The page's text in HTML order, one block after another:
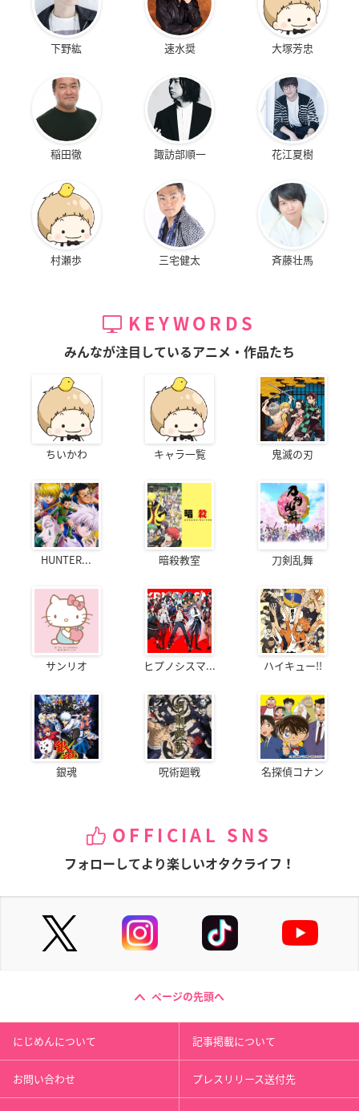
下野紘 速水奨 大塚芳忠
稲田徹 諏訪部順一 花江夏樹
村瀬歩 三宅健太 斉藤壮馬
KEYWORDS
みんなが注目しているアニメ・作品たち
ちいかわ キャラ一覧 鬼滅の刃
HUNTER... 暗殺教室 刀剣乱舞
サンリオ ヒプノシスマ... ハイキュー!!
銀魂 呪術廻戦 名探偵コナン
OFFICIAL SNS
フォローしてより楽しいオタクライフ！
ページの先頭へ
にじめんについて 記事掲載について
お問い合わせ プレスリリース送付先